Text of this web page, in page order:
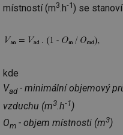
místností (m3.h-1 ) se
kde
Vad- minimální objemový
vzduchu (m3.h-1)
Om - objem místnosti (m3)